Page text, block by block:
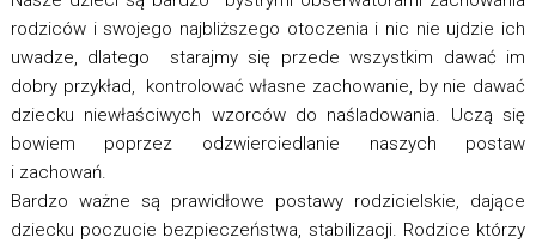
rodziców i swojego najbliższego otoczenia i nic nie ujdzie ich
uwadze, dlatego starajmy się przede wszystkim dawać im
dobry przykład, kontrolować własne zachowanie, by nie dawać
dziecku niewłaściwych wzorców do naśladowania. Uczą się
bowiem poprzez odzwierciedlanie naszych postaw
i zachowań.
Bardzo ważne są prawidłowe postawy rodzicielskie, dające
dziecku poczucie bezpieczeństwa, stabilizacji. Rodzice którzy